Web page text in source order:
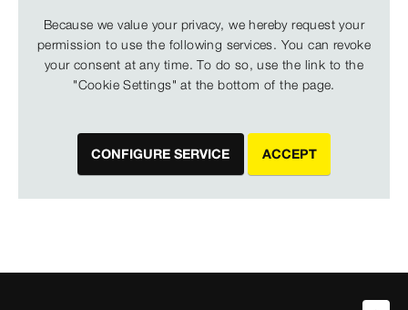
Because we value your privacy, we hereby request your
permission to use the following services. You can revoke
your consent at any time. To do so, use the link to the
"Cookie Settings" at the bottom of the page.
CONFIGURE SERVICE ACCEPT